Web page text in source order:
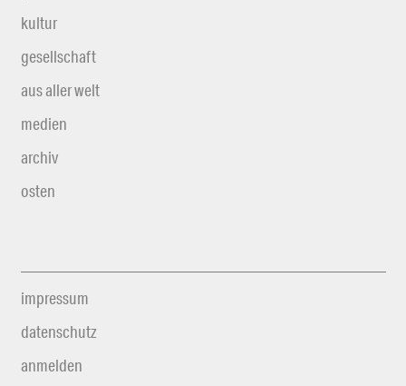
kultur
gesellschaft
aus aller welt
medien
archiv
osten
impressum
datenschutz
anmelden